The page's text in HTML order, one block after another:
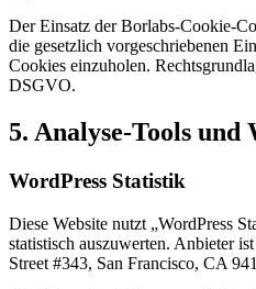
Der Einsatz der Borlabs-Cookie-
die gesetzlich vorgeschriebenen
Cookies einzuholen.
DSGVO.
5. Analyse-Tools und
WordPress Statistik
Diese Website nutzt „WordPress
statistisch auszuwerten. Anbieter
Street #343, San Francisco, CA